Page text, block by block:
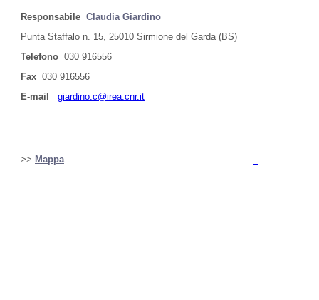
Responsabile Claudia Giardino
Punta Staffalo n. 15, 25010 Sirmione del Garda (BS)
Telefono 030 916556
Fax 030 916556
E-mail
giardino.c@irea.cnr.it
>> Mappa